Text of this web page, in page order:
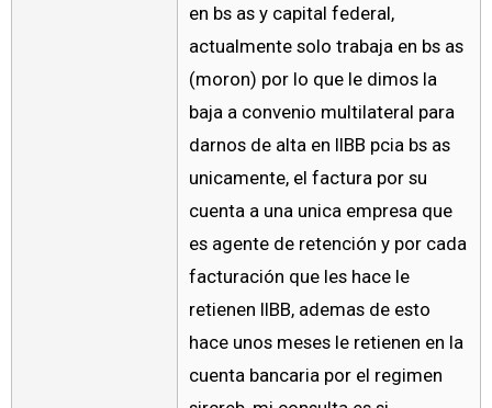
en bs as y capital federal,
actualmente solo trabaja en bs as
(moron) por lo que le dimos la
baja a convenio multilateral para
darnos de alta en IIBB pcia bs as
unicamente, el factura por su
cuenta a una unica empresa que
es agente de retención y por cada
facturación que les hace le
retienen IIBB, ademas de esto
hace unos meses le retienen en la
cuenta bancaria por el regimen